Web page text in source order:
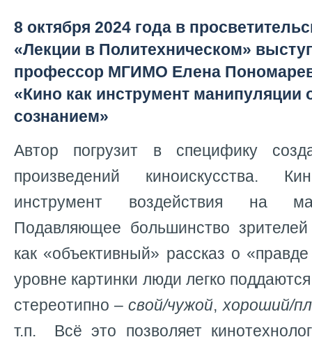
8 октября 2024 года в
«Лекции в Политехническом»
профессор МГИМО Елена
«Кино как инструмент
сознанием»
Автор погрузит в специфику
произведений киноискусства.
инструмент воздействия на
Подавляющее большинство
как «объективный» рассказ о
уровне картинки люди легко
стереотипно –свой/чужой, хороший/
т.п. Всё это позволяет